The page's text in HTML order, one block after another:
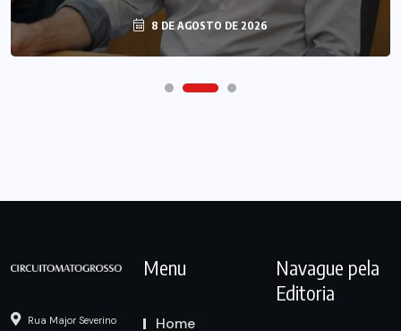
8 DE AGOSTO DE 2026
Rua Major Severino
Menu
Home
Navague pela
Editoria